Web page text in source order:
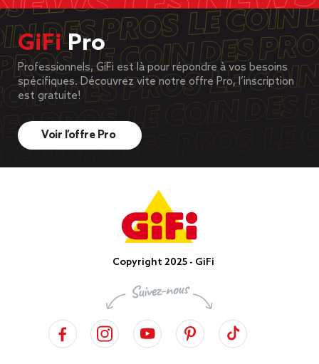
GiFiPro
Professionnels, GiFi est là pour répondre à vos besoins
spécifiques. Découvrez vite notre offre Pro, l’inscription
est gratuite!
Voir l’offre Pro
Copyright 2025 - GiFi